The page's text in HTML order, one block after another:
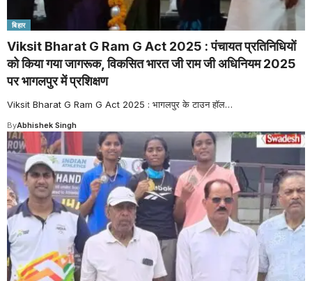
बिहार
Viksit Bharat G Ram G Act 2025 : पंचायत प्रतिनिधियों
को किया गया जागरूक, विकसित भारत जी राम जी अधिनियम 2025
पर भागलपुर में प्रशिक्षण
Viksit Bharat G Ram G Act 2025 : भागलपुर के टाउन हॉल…
ByAbhishek Singh